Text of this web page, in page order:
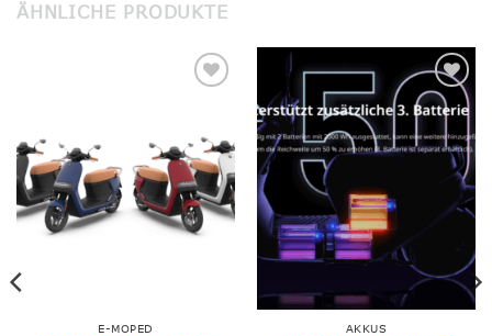
ÄHNLICHE PRODUKTE
E-MOPED
Add to
wishlist
AKKUS